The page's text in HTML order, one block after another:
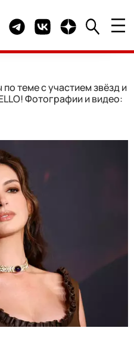
Telegram канал HELLO
Группа HELLO
Канал HELLO в
теме с участием звёзд и
Фотографии и видео: